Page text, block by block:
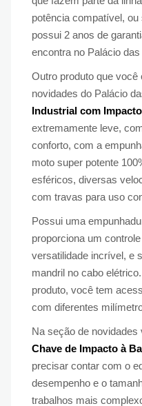
potência compatível,
possui 2 anos de
encontra no Palácio
Outro produto que
novidades do Palácio
Industrial com
extremamente leve,
conforto, com a
moto super potente
esféricos, diversas
com travas para uso
Possui uma
proporciona um
versatilidade incrível, e
mandril no cabo
produto, você tem
com diferentes
Na seção de
Chave de Impacto à
precisar contar com o
desempenho e o
trabalhos mais